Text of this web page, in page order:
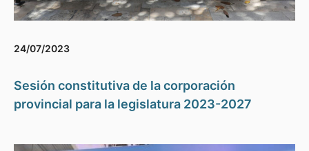
24/07/2023
Sesión constitutiva de la corporación
provincial para la legislatura 2023-2027